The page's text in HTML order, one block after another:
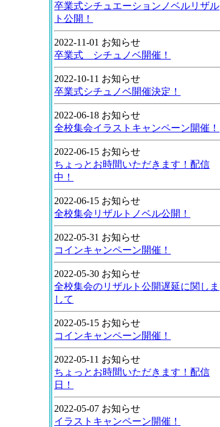
卒業式シチュエーションノベルリザル
ト公開！
2022-11-01 お知らせ
卒業式 シチュノベ開催！
2022-10-11 お知らせ
卒業式シチュノベ開催決定！
2022-06-18 お知らせ
全校集会イラストキャンペーン開催！
2022-06-15 お知らせ
ちょっとお時間いただきます！配信
中！
2022-06-15 お知らせ
全校集会リザルトノベル公開！
2022-05-31 お知らせ
コインキャンペーン開催！
2022-05-30 お知らせ
全校集会のリザルト公開遅延に関しま
して
2022-05-15 お知らせ
コインキャンペーン開催！
2022-05-11 お知らせ
ちょっとお時間いただきます！配信
日！
2022-05-07 お知らせ
イラストキャンペーン開催！